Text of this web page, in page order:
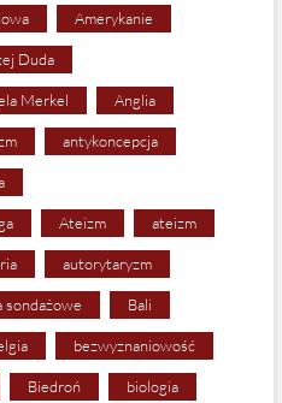
Amerykanie
Duda
Merkel Anglia
antykoncepcja
Ateizm ateizm
autorytaryzm
sondażowe Bali
bezwyznaniowość
Biedroń biologia